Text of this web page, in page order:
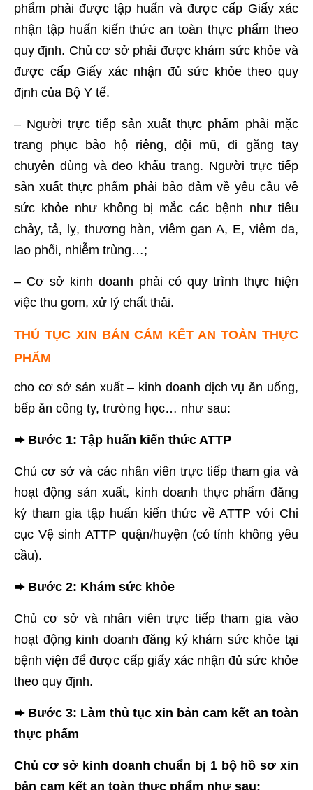
phẩm phải được tập huấn và được cấp Giấy xác
nhận tập huấn kiến thức an toàn thực phẩm theo
quy định. Chủ cơ sở phải được khám sức khỏe và
được cấp Giấy xác nhận đủ sức khỏe theo quy
định của Bộ Y tế.
– Người trực tiếp sản xuất thực phẩm phải mặc
trang phục bảo hộ riêng, đội mũ, đi găng tay
chuyên dùng và đeo khẩu trang. Người trực tiếp
sản xuất thực phẩm phải bảo đảm về yêu cầu về
sức khỏe như không bị mắc các bệnh như tiêu
chảy, tả, lỵ, thương hàn, viêm gan A, E, viêm da,
lao phổi, nhiễm trùng…;
– Cơ sở kinh doanh phải có quy trình thực hiện
việc thu gom, xử lý chất thải.
THỦ TỤC XIN BẢN CẢM KẾT AN TOÀN THỰC
PHẨM
cho cơ sở sản xuất – kinh doanh dịch vụ ăn uống,
bếp ăn công ty, trường học… như sau:
➨ Bước 1: Tập huấn kiến thức ATTP
Chủ cơ sở và các nhân viên trực tiếp tham gia và
hoạt động sản xuất, kinh doanh thực phẩm đăng
ký tham gia tập huấn kiến thức về ATTP với Chi
cục Vệ sinh ATTP quận/huyện (có tỉnh không yêu
cầu).
➨ Bước 2: Khám sức khỏe
Chủ cơ sở và nhân viên trực tiếp tham gia vào
hoạt động kinh doanh đăng ký khám sức khỏe tại
bệnh viện để được cấp giấy xác nhận đủ sức khỏe
theo quy định.
➨ Bước 3: Làm thủ tục xin bản cam kết an toàn
thực phẩm
Chủ cơ sở kinh doanh chuẩn bị 1 bộ hồ sơ xin
bản cam kết an toàn thực phẩm như sau: